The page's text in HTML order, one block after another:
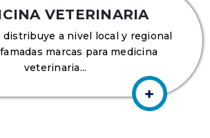
VETERINARIA
distribuye a nivel local y regional
marcas para medicina
veterinaria...